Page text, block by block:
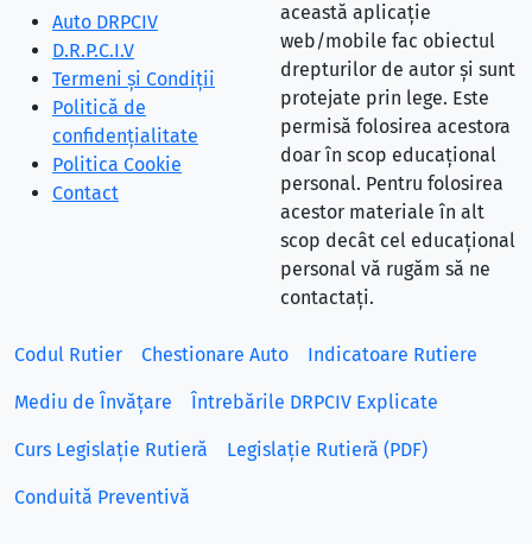
Auto DRPCIV
D.R.P.C.I.V
Termeni și Condiții
Politică de
confidențialitate
Politica Cookie
Contact
această aplicație
web/mobile fac obiectul
drepturilor de autor și sunt
protejate prin lege. Este
permisă folosirea acestora
doar în scop educațional
personal. Pentru folosirea
acestor materiale în alt
scop decât cel educațional
personal vă rugăm să ne
contactați.
Codul Rutier Chestionare Auto Indicatoare Rutiere
Mediu de Învățare Întrebările DRPCIV Explicate
Curs Legislație Rutieră Legislație Rutieră (PDF)
Conduită Preventivă